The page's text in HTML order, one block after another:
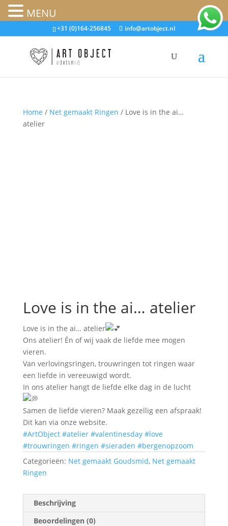
+31 (0)164-256845 info@artobject.nl
Home / Net gemaakt Ringen / Love is in the ai…
atelier
Love is in the ai… atelier
Love is in the ai… atelier
Ons atelier! Én of wij vaak de liefde mee mogen
vieren.
Van verlovingsringen, trouwringen tot ringen waar
een liefde in vereeuwigd wordt.
In ons atelier hangt de liefde elke dag in de lucht
Samen de liefde vieren? Maak gezellig een afspraak!
Dit kan via onze website.
#ArtObject #atelier #valentinesday #love
#trouwringen #ringen #sieraden #bergenopzoom
Categorieën: Net gemaakt Goudsmid, Net gemaakt
Ringen
Beschrijving
Beoordelingen (0)
MENU